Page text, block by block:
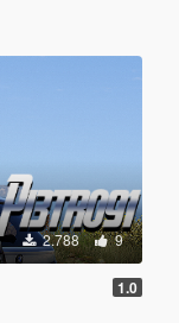
2.788 9
1.0